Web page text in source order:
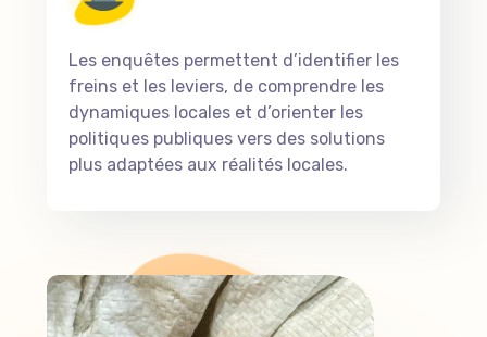
Les enquêtes permettent d’identifier les
freins et les leviers, de comprendre les
dynamiques locales et d’orienter les
politiques publiques vers des solutions
plus adaptées aux réalités locales.